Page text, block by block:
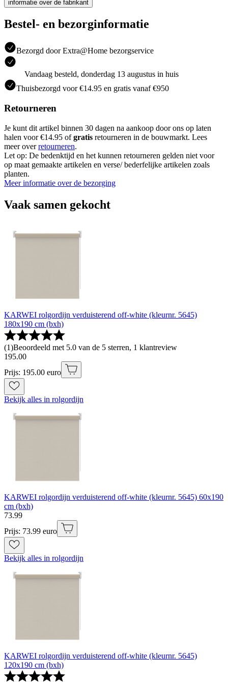
informatie over de fabrikant
Bestel- en bezorginformatie
Bezorgd door Extra@Home bezorgservice
Vandaag besteld, donderdag 13 augustus in huis
Thuisbezorgd voor €14.95 en gratis vanaf €950
Retourneren
Je kunt dit artikel binnen 30 dagen na aankoop door ons op laten
halen voor €14.95 ofgratis retourneren in de bouwmarkt. Lees
meer overretourneren.
Let op: De bedenktijd en het kunnen retourneren gelden niet voor
op maat gemaakte artikelen en verse/ bederfelijke artikelen zoals
planten.
Meer informatie over de bezorging
Vaak samen gekocht
KARWEI rolgordijn verduisterend off-white (kleurnr. 5645)
180x190 cm (bxh)
(1)Beoordeeld met 5.0 van de 5 sterren, 1 klantreview
195.00
Prijs: 195.00 euro
Bekijk alles in rolgordijn
KARWEI rolgordijn verduisterend off-white (kleurnr. 5645) 60x190
cm (bxh)
73.99
Prijs: 73.99 euro
Bekijk alles in rolgordijn
KARWEI rolgordijn verduisterend off-white (kleurnr. 5645)
120x190 cm (bxh)